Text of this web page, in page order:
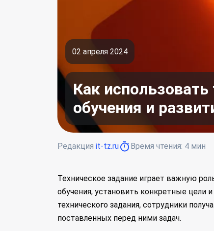
02 апреля 2024
Как
обучения и
Редакция it-tz.ru Время чтения: 4 мин
Техническое задание играет важную
обучения, установить конкретные цели
технического задания, сотрудники
поставленных перед ними задач.